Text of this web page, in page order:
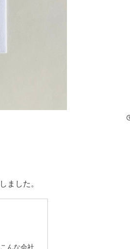
ました。
んな会社